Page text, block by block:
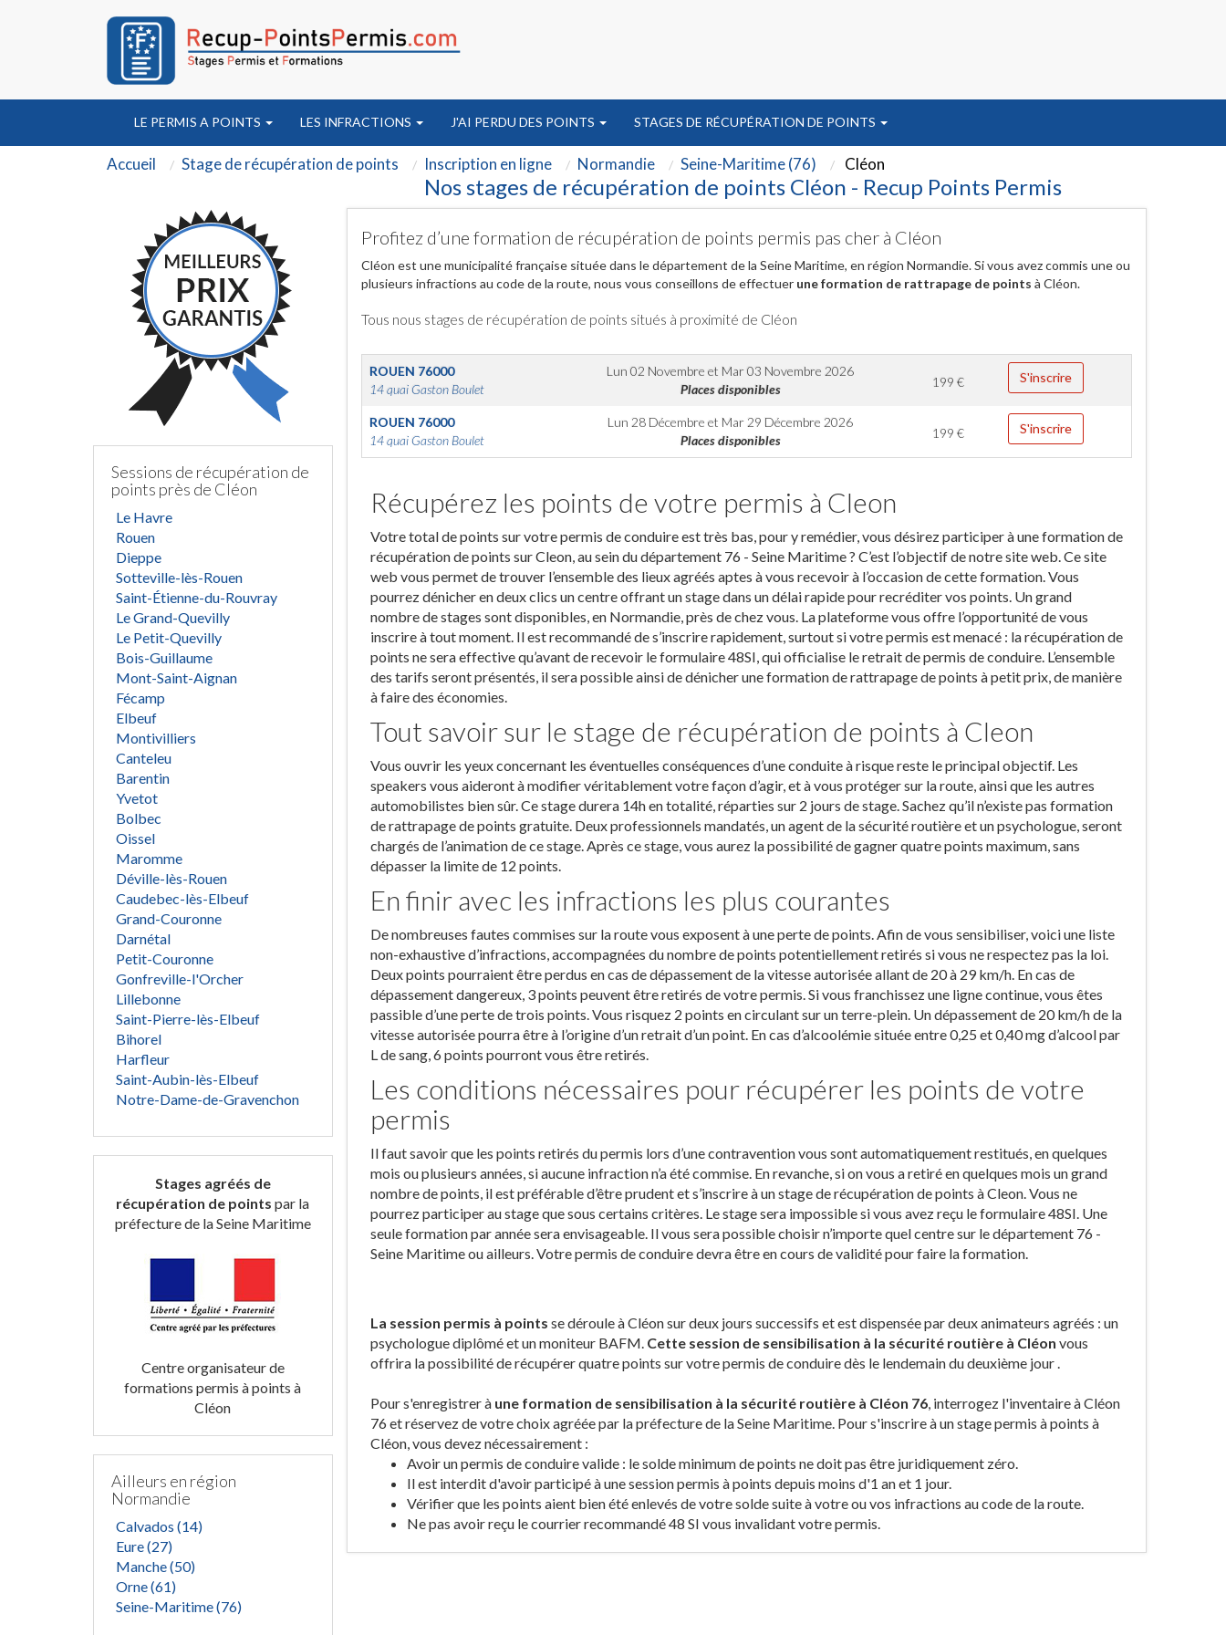
LE PERMIS A POINTS LES INFRACTIONS J'AI PERDU DES POINTS STAGES DE RÉCUPÉRATION DE POINTS
Accueil Stage de récupération de points Inscription en ligne Normandie Seine-Maritime (76) Cléon
Nos stages de récupération de points Cléon - Recup Points Permis
Sessions de récupération de
points près de Cléon
Le Havre
Rouen
Dieppe
Sotteville-lès-Rouen
Saint-Étienne-du-Rouvray
Le Grand-Quevilly
Le Petit-Quevilly
Bois-Guillaume
Mont-Saint-Aignan
Fécamp
Elbeuf
Montivilliers
Canteleu
Barentin
Yvetot
Bolbec
Oissel
Maromme
Déville-lès-Rouen
Caudebec-lès-Elbeuf
Grand-Couronne
Darnétal
Petit-Couronne
Gonfreville-l'Orcher
Lillebonne
Saint-Pierre-lès-Elbeuf
Bihorel
Harfleur
Saint-Aubin-lès-Elbeuf
Notre-Dame-de-Gravenchon
Stages agréés de
récupération de points par la
préfecture de la Seine Maritime
Centre organisateur de
formations permis à points à
Cléon
Ailleurs en région
Normandie
Calvados (14)
Eure (27)
Manche (50)
Orne (61)
Seine-Maritime (76)
Profitez d’une formation de récupération de points permis pas cher à Cléon
Cléon est une municipalité française située dans le département de la Seine Maritime, en région Normandie. Si vous avez commis une ou
plusieurs infractions au code de la route, nous vous conseillons de effectuer une formation de rattrapage de points à Cléon.
Tous nous stages de récupération de points situés à proximité de Cléon
ROUEN 76000
14 quai Gaston Boulet
Lun 02 Novembre et Mar 03 Novembre 2026
Places disponibles
199€ S'inscrire
ROUEN 76000
14 quai Gaston Boulet
Lun 28 Décembre et Mar 29 Décembre 2026
Places disponibles
199€ S'inscrire
Récupérez les points de votre permis à Cleon
Votre total de points sur votre permis de conduire est très bas, pour y remédier, vous désirez participer à une formation de
récupération de points sur Cleon, au sein du département 76 - Seine Maritime ? C’est l’objectif de notre site web. Ce site
web vous permet de trouver l’ensemble des lieux agréés aptes à vous recevoir à l’occasion de cette formation. Vous
pourrez dénicher en deux clics un centre offrant un stage dans un délai rapide pour recréditer vos points. Un grand
nombre de stages sont disponibles, en Normandie, près de chez vous. La plateforme vous offre l’opportunité de vous
inscrire à tout moment. Il est recommandé de s’inscrire rapidement, surtout si votre permis est menacé : la récupération de
points ne sera effective qu’avant de recevoir le formulaire 48SI, qui officialise le retrait de permis de conduire. L’ensemble
des tarifs seront présentés, il sera possible ainsi de dénicher une formation de rattrapage de points à petit prix, de manière
à faire des économies.
Tout savoir sur le stage de récupération de points à Cleon
Vous ouvrir les yeux concernant les éventuelles conséquences d’une conduite à risque reste le principal objectif. Les
speakers vous aideront à modifier véritablement votre façon d’agir, et à vous protéger sur la route, ainsi que les autres
automobilistes bien sûr. Ce stage durera 14h en totalité, réparties sur 2 jours de stage. Sachez qu’il n’existe pas formation
de rattrapage de points gratuite. Deux professionnels mandatés, un agent de la sécurité routière et un psychologue, seront
chargés de l’animation de ce stage. Après ce stage, vous aurez la possibilité de gagner quatre points maximum, sans
dépasser la limite de 12 points.
En finir avec les infractions les plus courantes
De nombreuses fautes commises sur la route vous exposent à une perte de points. Afin de vous sensibiliser, voici une liste
non-exhaustive d’infractions, accompagnées du nombre de points potentiellement retirés si vous ne respectez pas la loi.
Deux points pourraient être perdus en cas de dépassement de la vitesse autorisée allant de 20 à 29 km/h. En cas de
dépassement dangereux, 3 points peuvent être retirés de votre permis. Si vous franchissez une ligne continue, vous êtes
passible d’une perte de trois points. Vous risquez 2 points en circulant sur un terre-plein. Un dépassement de 20 km/h de la
vitesse autorisée pourra être à l’origine d’un retrait d’un point. En cas d’alcoolémie située entre 0,25 et 0,40 mg d’alcool par
L de sang, 6 points pourront vous être retirés.
Les conditions nécessaires pour récupérer les points de votre
permis
Il faut savoir que les points retirés du permis lors d’une contravention vous sont automatiquement restitués, en quelques
mois ou plusieurs années, si aucune infraction n’a été commise. En revanche, si on vous a retiré en quelques mois un grand
nombre de points, il est préférable d’être prudent et s’inscrire à un stage de récupération de points à Cleon. Vous ne
pourrez participer au stage que sous certains critères. Le stage sera impossible si vous avez reçu le formulaire 48SI. Une
seule formation par année sera envisageable. Il vous sera possible choisir n’importe quel centre sur le département 76 -
Seine Maritime ou ailleurs. Votre permis de conduire devra être en cours de validité pour faire la formation.
La session permis à points se déroule à Cléon sur deux jours successifs et est dispensée par deux animateurs agréés : un
psychologue diplômé et un moniteur BAFM. Cette session de sensibilisation à la sécurité routière à Cléon vous
offrira la possibilité de récupérer quatre points sur votre permis de conduire dès le lendemain du deuxième jour .
Pour s'enregistrer à une formation de sensibilisation à la sécurité routière à Cléon 76, interrogez l'inventaire à Cléon
76 et réservez de votre choix agréée par la préfecture de la Seine Maritime. Pour s'inscrire à un stage permis à points à
Cléon, vous devez nécessairement :
Avoir un permis de conduire valide : le solde minimum de points ne doit pas être juridiquement zéro.
Il est interdit d'avoir participé à une session permis à points depuis moins d'1 an et 1 jour.
Vérifier que les points aient bien été enlevés de votre solde suite à votre ou vos infractions au code de la route.
Ne pas avoir reçu le courrier recommandé 48 SI vous invalidant votre permis.